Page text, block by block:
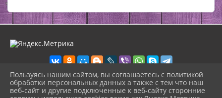
2026 г. zdhsh.ru
Пользуясь нашим сайтом, вы соглашаетесь с политикой
обработки персональных данных а также с тем что наш
веб-сайт и другие подключенные к веб-сайту сторонние